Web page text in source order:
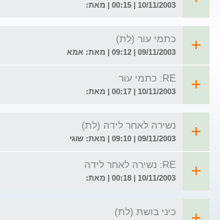
10/11/2003 | 00:15 | מאת:
כתמי עור (לת)
09/11/2003 | 09:12 | מאת: אמא
RE: כתמי עור
10/11/2003 | 00:17 | מאת:
נשירה לאחר לידה (לת)
09/11/2003 | 09:10 | מאת: שוגי
RE: נשירה לאחר לידה
10/11/2003 | 00:18 | מאת:
כיני בושת (לת)